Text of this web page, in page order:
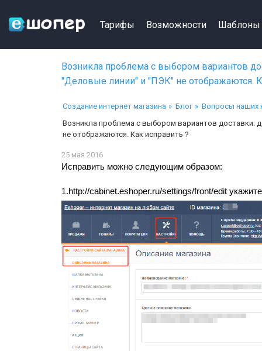
Тарифы Возможности Шаблоны
Возникла проблема с выбором вариантов
"Деловые линии" и "ПЭК" не отображаются.
Создание интернет магазина Блог
Вопросы наших
Возникла проблема с выбором вариантов доставки:
не отображаются. Как исправить ?
25 мая 2016
Исправить можно следующим образом:
1.http://cabinet.eshoper.ru/settings/front/edit укажите